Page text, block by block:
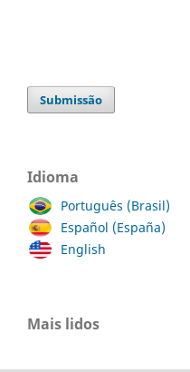
Submissão
Idioma
Português (Brasil)
Español (España)
English
Mais lidos